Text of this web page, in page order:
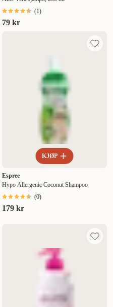
(1)
79 kr
KJØP
Espree
Hypo Allergenic Coconut Shampoo
(0)
179 kr